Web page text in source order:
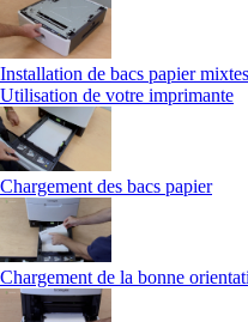
Installation de bacs papier mixtes
Utilisation de votre imprimante
Chargement des bacs papier
Chargement de la bonne